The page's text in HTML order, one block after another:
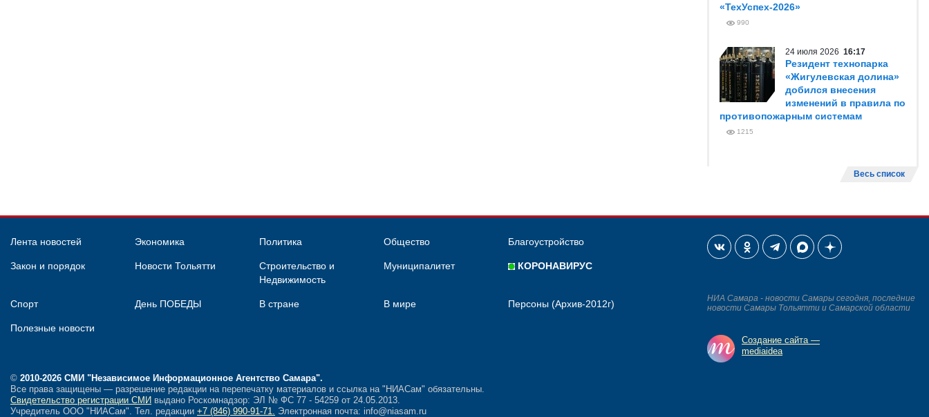
«ТехУспех-2026»
990
24 июля 2026 16:17
Резидент технопарка
«Жигулевская долина»
добился внесения
изменений в правила по
противопожарным системам
1215
Весь список
Лента новостей Экономика Политика Общество Благоустройство
Закон и порядок Новости Тольятти
Строительство и
Недвижимость
Муниципалитет КОРОНАВИРУС
Спорт День ПОБЕДЫ В стране В мире Персоны (Архив-2012г)
Полезные новости
© 2010-2026 СМИ "Независимое Информационное Агентство Самара".
Все права защищены — разрешение редакции на перепечатку материалов и ссылка на "НИАСам" обязательны.
Свидетельство регистрации СМИ выдано Роскомнадзор: ЭЛ № ФС 77 - 54259 от 24.05.2013.
Учредитель ООО "НИАСам". Тел. редакции +7 (846) 990-91-71. Электронная почта: info@niasam.ru
НИА Самара - новости Самары сегодня, последние
новости Самары Тольятти и Самарской области
Создание сайта —
mediaidea